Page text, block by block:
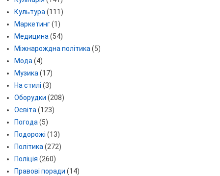
Культура(111)
Маркетинг(1)
Медицина(54)
Міжнарождна політика(5)
Мода(4)
Музика(17)
На стилі (3)
Оборудки (208)
Освіта(123)
Погода(5)
Подорожі (13)
Політика(272)
Поліція (260)
Правові поради (14)